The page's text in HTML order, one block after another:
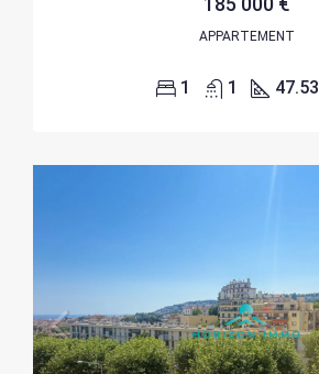
APPARTEMENT
1 1 47.53